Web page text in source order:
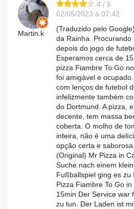
Martin.k
4 / 5
02/05/2023 à 07:42
(Traduzido pelo
da Rainha.
depois do jogo de
Esperamos cerca de
pizza Fiambre To Go
foi amigável e
com lenços de futebol
infelizmente também
do Dortmund. A pizza,
decente, tem massa
coberta. O molho de
inteira, não é uma
opção certa e
(Original) Mr Pizza in
Suche nach einem
Fußballspiel ging es zu
Pizza Fiambre To Go
15min Der Service war
zu tun. Der Laden ist